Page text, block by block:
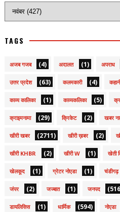
TAGS
अजब गजब (4) अदालत (1) अपराध
उत्तर प्रदेश (63) कलमकारी (4)
काव्य कालिका (1) काव्यकलिका (5)
क्राइमनामा (29) क्रिकेट (2) खबर
खीरी खबर (2711) खीरी ख़बर (2)
खीरी KHBR (2) खीरी W (1) खेती
खेलकूद (1) ग्रेटर नोएडा (1) चंडीगढ़
जंपर (2) जज्बात (1) जनपद
डायलिसिस (1) धार्मिक (594) नोएडा